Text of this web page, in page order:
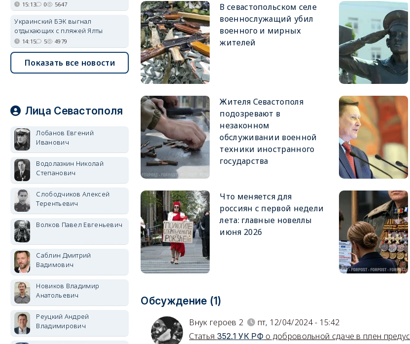
В севастопольском селе
военнослужащий убил
военного и мирных
жителей
Жителя Севастополя
подозревают в
незаконном
обслуживании военной
техники иностранного
государства
Что меняется для
россиян с первой недели
лета: главные новеллы
июня 2026
Обсуждение (1)
Внук героев 2
пт, 12/04/2024 - 15:42
Статья 352.1 УК РФ о добровольной сдаче в плен
15:13 0 5647
Украинский БЭК выгнал
отдыхающих с пляжей Ялты
14:15 5 4979
Показать все новости
Лица Севастополя
Лобанов Евгений
Иванович
Водолазкин Николай
Степанович
Слободчиков Алексей
Терентьевич
Волков Павел Евгеньевич
Саблин Дмитрий
Вадимович
Новиков Владимир
Анатольевич
Реуцкий Андрей
Владимирович